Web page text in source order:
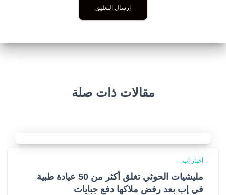
مقالات ذات صلة
أخبار إب
مليشيات الحوثي تغلق أكثر من 50 عيادة طبية
في إب بعد رفض ملاكها دفع جبايات